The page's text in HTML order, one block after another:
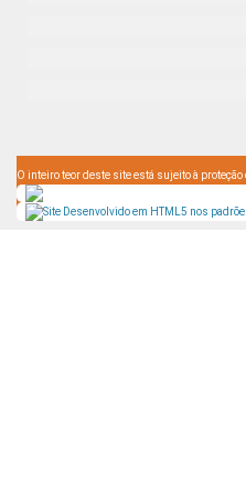
O inteiro teor deste site está sujeito à